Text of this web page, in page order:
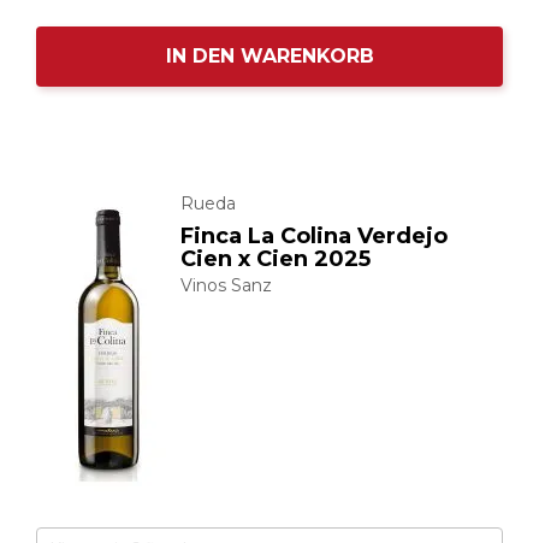
IN DEN WARENKORB
Rueda
Finca La Colina Verdejo
Cien x Cien 2025
Vinos Sanz